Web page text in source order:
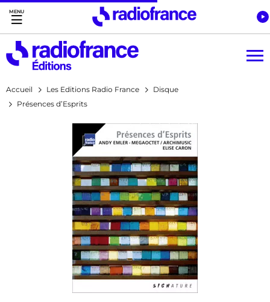
Accès direct :
Menu principal
Contenu
Accueil Les Editions Radio France
Disque
Présences d’Esprits